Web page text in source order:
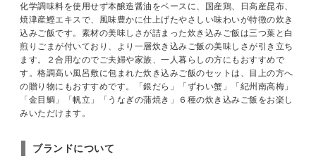
化学調味料を使用せず本醸造醤油をベースに、国産鶏、日高産昆布、
焼津産鰹エキスで、風味豊かに仕上げたやさしい味わいが特徴の炊き
込みご飯です。素材の美味しさが詰まった炊き込みご飯は三つ葉と白
煎りごまが付いており、より一層炊き込みご飯の美味しさが引き立ち
ます。２合用なのでご夫婦や家族、一人暮らしの方にもおすすめで
す。格調高い風呂敷に包まれた炊き込みご飯のセットは、目上の方へ
の贈り物にもおすすめです。「銀だら」「ずわい蟹」「紀州南高梅」
「金目鯛」「帆立」「うなぎの蒲焼き」６種の炊き込みご飯をお楽し
みいただけます。
ブランドについて